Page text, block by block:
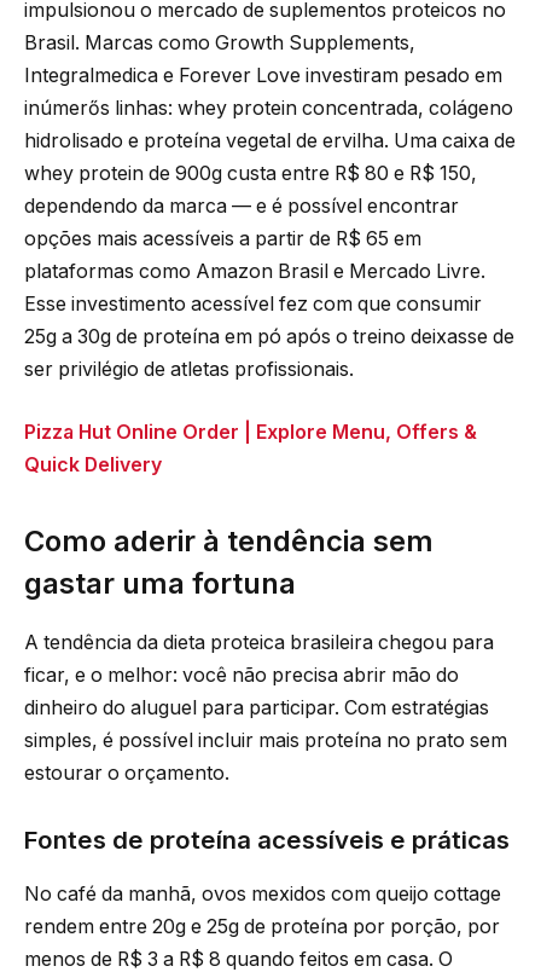
impulsionou o mercado de suplementos proteicos no
Brasil. Marcas como Growth Supplements,
Integralmedica e Forever Love investiram pesado em
inúmerős linhas: whey protein concentrada, colágeno
hidrolisado e proteína vegetal de ervilha. Uma caixa de
whey protein de 900g custa entre R$ 80 e R$ 150,
dependendo da marca — e é possível encontrar
opções mais acessíveis a partir de R$ 65 em
plataformas como Amazon Brasil e Mercado Livre.
Esse investimento acessível fez com que consumir
25g a 30g de proteína em pó após o treino deixasse de
ser privilégio de atletas profissionais.
Pizza Hut Online Order | Explore Menu, Offers &
Quick Delivery
Como aderir à tendência sem
gastar uma fortuna
A tendência da dieta proteica brasileira chegou para
ficar, e o melhor: você não precisa abrir mão do
dinheiro do aluguel para participar. Com estratégias
simples, é possível incluir mais proteína no prato sem
estourar o orçamento.
Fontes de proteína acessíveis e práticas
No café da manhã, ovos mexidos com queijo cottage
rendem entre 20g e 25g de proteína por porção, por
menos de R$ 3 a R$ 8 quando feitos em casa. O